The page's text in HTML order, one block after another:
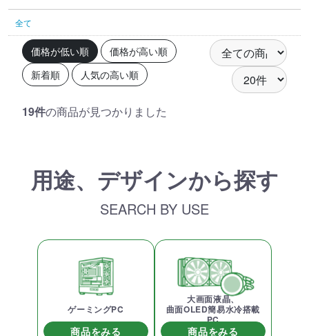
全て
価格が低い順
価格が高い順
新着順
人気の高い順
19件の商品が見つかりました
用途、デザインから探す
SEARCH BY USE
ゲーミングPC
商品をみる
大画面液晶、
曲面OLED簡易水冷搭載
PC
商品をみる